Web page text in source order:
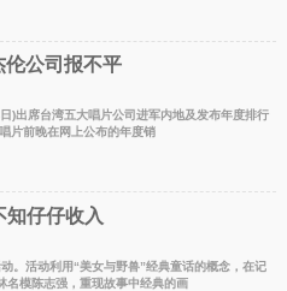
伦公司报不平
席台湾五大唱片公司进军内地及发布年度排行
片前晚在网上公布的年度销
知仔仔收入
。活动利用“美女与野兽”经典童话的概念，在记
名模陈志强，重现故事中经典的画